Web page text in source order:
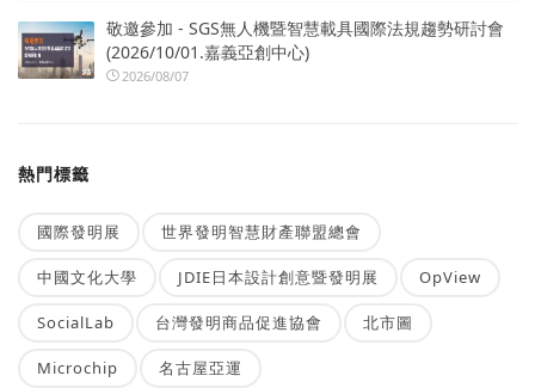
敬邀參加 - SGS無人機暨智慧載具國際法規趨勢研討會
(2026/10/01.嘉義亞創中心)
2026/08/07
熱門標籤
國際發明展 世界發明智慧財產聯盟總會
中國文化大學 JDIE日本設計創意暨發明展 OpView
SocialLab 台灣發明商品促進協會 北市圖
Microchip 名古屋亞運